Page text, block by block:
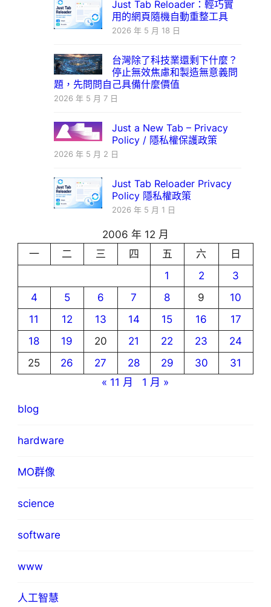
Just Tab Reloader：輕巧實
用的網頁隨機自動重整工具
2026 年 5 月 18 日
台灣除了科技業還剩下什麼？
停止無效焦慮和製造無意義問
題，先問問自己具備什麼價值
2026 年 5 月 7 日
Just a New Tab – Privacy
Policy / 隱私權保護政策
2026 年 5 月 2 日
Just Tab Reloader Privacy
Policy 隱私權政策
2026 年 5 月 1 日
2006 年 12 月
一
二 三 四 五 六
日
1
2
3
4
5 6 7 8 9
10
11
12 13 14 15 16
17
18
19 20 21 22 23
24
25
26 27 28 29 30
31
« 11 月
1 月 »
blog
hardware
MO群像
science
software
www
人工智慧